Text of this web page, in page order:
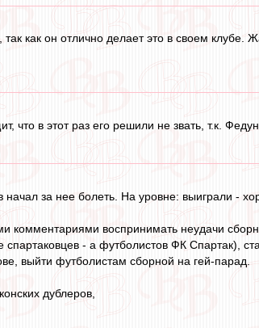
как он отлично делает это в своем клубе.
в этот раз его решили не звать, т.к.
за нее болеть. На уровне: выиграли -
комментариями воспринимать неудачи
- а футболистов ФК Спартак),
выйти футболистам сборной на гей-парад.
дублеров,